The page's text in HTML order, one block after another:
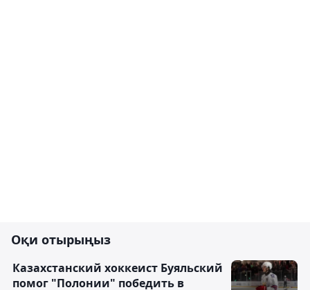
Оқи отырыңыз
Казахстанский хоккеист Буяльский
помог "Полонии" победить в